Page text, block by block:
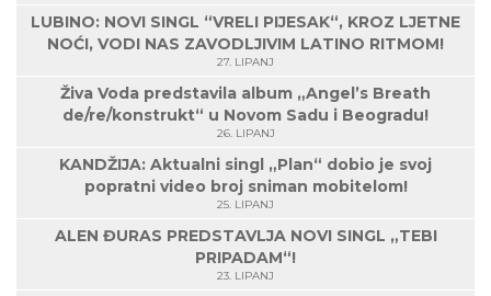
LUBINO: NOVI SINGL “VRELI PIJESAK“, KROZ LJETNE
NOĆI, VODI NAS ZAVODLJIVIM LATINO RITMOM!
27. LIPANJ
Živa Voda predstavila album „Angel’s Breath
de/re/konstrukt“ u Novom Sadu i Beogradu!
26. LIPANJ
KANDŽIJA: Aktualni singl „Plan“ dobio je svoj
popratni video broj sniman mobitelom!
25. LIPANJ
ALEN ĐURAS PREDSTAVLJA NOVI SINGL „TEBI
PRIPADAM“!
23. LIPANJ